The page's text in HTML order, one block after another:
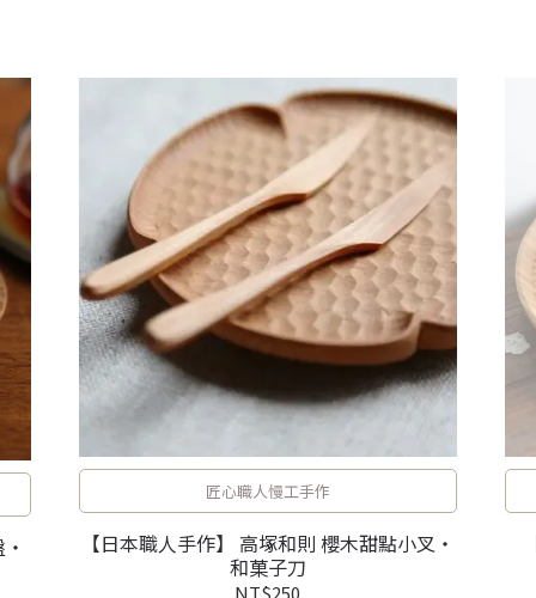
匠心職人慢工手作
【日本職人手作】 高塚和則 櫻木甜點小叉・
和菓子刀
NT$250